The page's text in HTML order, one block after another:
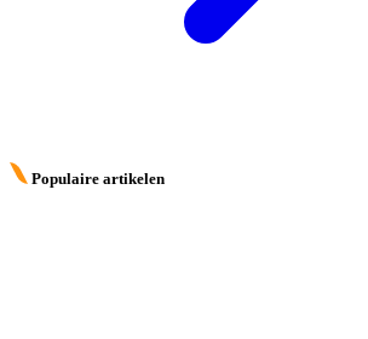
Populaire artikelen